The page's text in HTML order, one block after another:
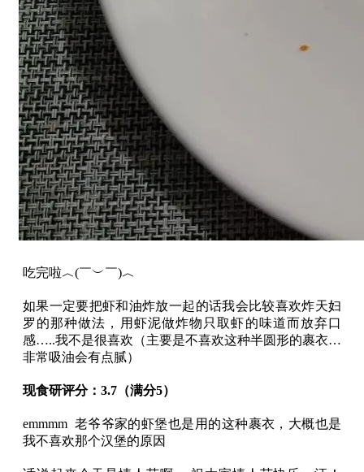
吃完啦︿(￣︶￣)︿
如果一定要把虾和油炸放一起的话我会比较喜欢炸天妇
罗的那种做法，用虾泥做炸物只取虾的味道而放弃口
感…..我不是很喜欢（主要是不喜欢这种半圆形的裹衣…
非常吸油会有点腻）
现食研评分：3.7（满分5）
emmmm 老爷爷家的虾堡也是用的这种裹衣，大概也是
我不喜欢那个汉堡的原因